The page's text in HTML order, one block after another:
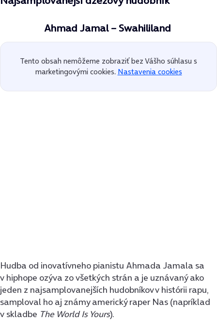
Ahmad Jamal – Swahililand
Tento obsah nemôžeme zobraziť bez Vášho súhlasu s
marketingovými cookies. Nastavenia cookies
Hudba od inovatívneho pianistu Ahmada Jamala sa
v hiphope ozýva zo všetkých strán a je uznávaný ako
jeden z najsamplovanejších hudobníkov v histórii rapu,
samploval ho aj známy americký raper Nas (napríklad
v skladbe The World Is Yours).